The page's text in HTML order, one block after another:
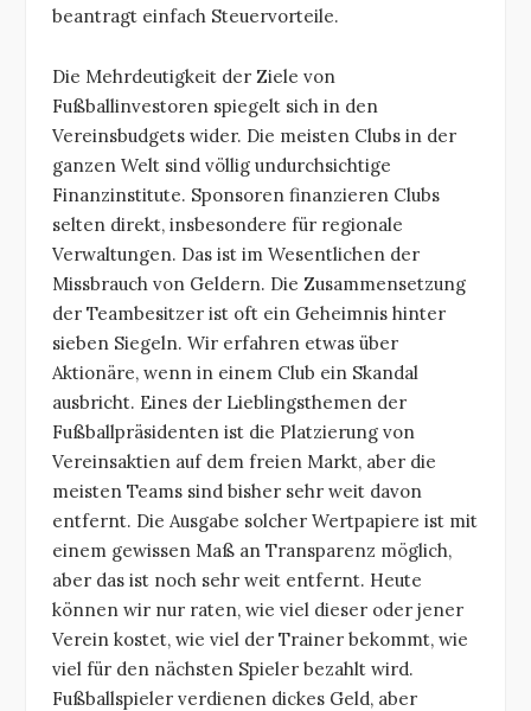
beantragt einfach Steuervorteile.
Die Mehrdeutigkeit der Ziele von
Fußballinvestoren spiegelt sich in den
Vereinsbudgets wider. Die meisten Clubs in der
ganzen Welt sind völlig undurchsichtige
Finanzinstitute. Sponsoren finanzieren Clubs
selten direkt, insbesondere für regionale
Verwaltungen. Das ist im Wesentlichen der
Missbrauch von Geldern. Die Zusammensetzung
der Teambesitzer ist oft ein Geheimnis hinter
sieben Siegeln. Wir erfahren etwas über
Aktionäre, wenn in einem Club ein Skandal
ausbricht. Eines der Lieblingsthemen der
Fußballpräsidenten ist die Platzierung von
Vereinsaktien auf dem freien Markt, aber die
meisten Teams sind bisher sehr weit davon
entfernt. Die Ausgabe solcher Wertpapiere ist mit
einem gewissen Maß an Transparenz möglich,
aber das ist noch sehr weit entfernt. Heute
können wir nur raten, wie viel dieser oder jener
Verein kostet, wie viel der Trainer bekommt, wie
viel für den nächsten Spieler bezahlt wird.
Fußballspieler verdienen dickes Geld, aber